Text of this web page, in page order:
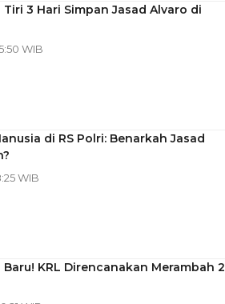
3 Hari Simpan Jasad Alvaro di
WIB
di RS Polri: Benarkah Jasad
WIB
KRL Direncanakan Merambah 2